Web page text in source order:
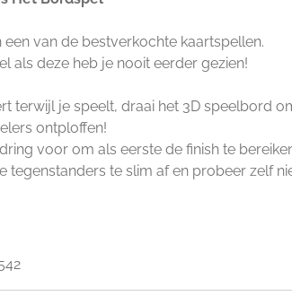
van de bestverkochte kaartspellen.
als deze heb je nooit eerder gezien!
terwijl je speelt, draai het 3D speelbord
ontploffen!
voor om als eerste de finish te
tegenstanders te slim af en probeer zelf